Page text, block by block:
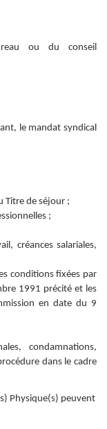
ou du conseil
le mandat syndical
Titre de séjour ;
;
créances salariales,
conditions fixées par
1991 précité et les
en date du 9
condamnations,
dans le cadre
Physique(s) peuvent